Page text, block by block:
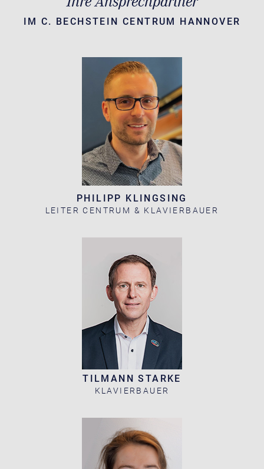
IM C. BECHSTEIN CENTRUM HANNOVER
PHILIPP KLINGSING
LEITER CENTRUM & KLAVIERBAUER
TILMANN STARKE
KLAVIERBAUER